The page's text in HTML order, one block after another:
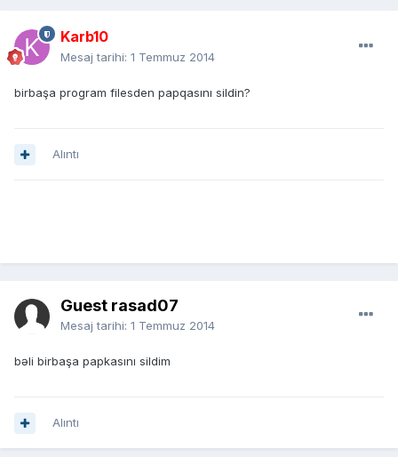
Karb10
Mesaj tarihi: 1 Temmuz 2014
birbaşa program filesden papqasını sildin?
Alıntı
Guest rasad07
Mesaj tarihi: 1 Temmuz 2014
bəli birbaşa papkasını sildim
Alıntı